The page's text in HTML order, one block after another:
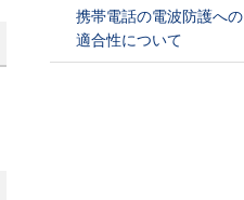
携帯電話の電波防護への
適合性について